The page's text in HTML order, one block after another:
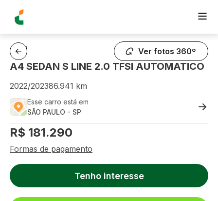
Ver fotos 360º
AUDI
A4 SEDAN S LINE 2.0 TFSI AUTOMATICO
2022/202386.941 km
Esse carro está em
SÃO PAULO - SP
R$ 181.290
Formas de pagamento
Tenho interesse